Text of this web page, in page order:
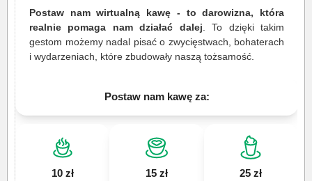
Postaw nam wirtualną kawę - to darowizna, która
realnie pomaga nam działać dalej . To dzięki takim
gestom możemy nadal pisać o zwycięstwach, bohaterach
i wydarzeniach, które zbudowały naszą tożsamość.
Postaw nam kawę za:
10 zł 15 zł 25 zł